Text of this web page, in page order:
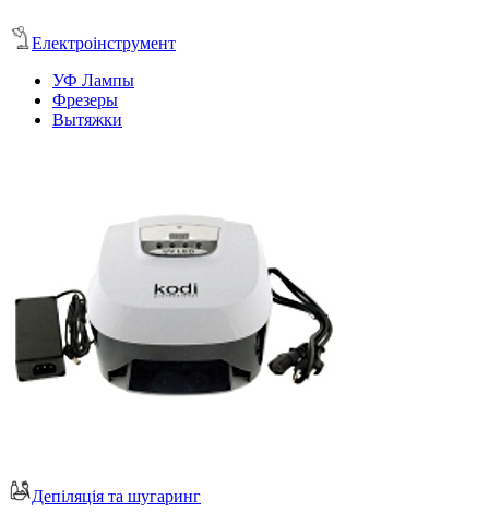
Електроінструмент
УФ Лампы
Фрезеры
Вытяжки
Депіляція та шугаринг